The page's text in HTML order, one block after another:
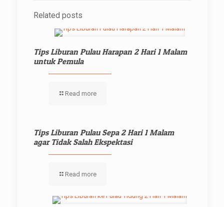
Related posts
Tips Liburan Pulau Harapan 2 Hari 1 Malam
untuk Pemula
Read more
Tips Liburan Pulau Sepa 2 Hari 1 Malam
agar Tidak Salah Ekspektasi
Read more